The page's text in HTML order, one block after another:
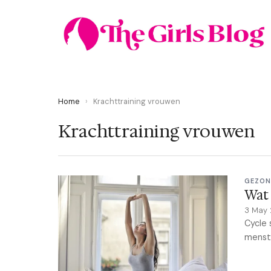
Home › Krachttraining vrouwen
Krachttraining vrouwen
3 May
Cycle